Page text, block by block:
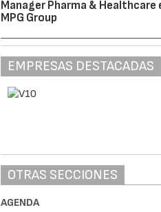
Manager Pharma & Healthcare
MPG Group
EMPRESAS DESTACADAS
OTRAS SECCIONES
AGENDA